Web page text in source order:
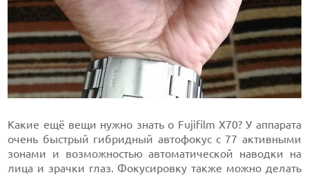
Какие ещё вещи нужно знать о Fujifilm X70? У аппарата
очень быстрый гибридный автофокус с 77 активными
зонами и возможностью автоматической наводки на
лица и зрачки глаз. Фокусировку также можно делать